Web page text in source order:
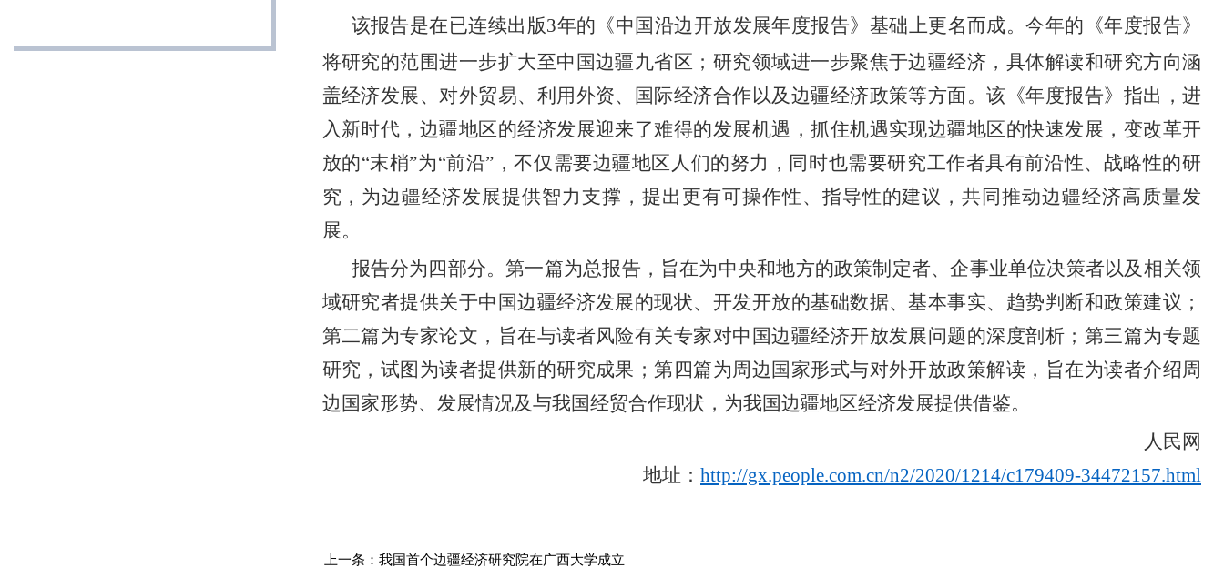
该报告是在已连续出版3年的《中国沿边开放发展年度报告》基础上更名而成。今年的《年度报告》
将研究的范围进一步扩大至中国边疆九省区；研究领域进一步聚焦于边疆经济，具体解读和研究方向涵
盖经济发展、对外贸易、利用外资、国际经济合作以及边疆经济政策等方面。该《年度报告》指出，进
入新时代，边疆地区的经济发展迎来了难得的发展机遇，抓住机遇实现边疆地区的快速发展，变改革开
放的“末梢”为“前沿”，不仅需要边疆地区人们的努力，同时也需要研究工作者具有前沿性、战略性的研
究，为边疆经济发展提供智力支撑，提出更有可操作性、指导性的建议，共同推动边疆经济高质量发
展。
报告分为四部分。第一篇为总报告，旨在为中央和地方的政策制定者、企事业单位决策者以及相关领
域研究者提供关于中国边疆经济发展的现状、开发开放的基础数据、基本事实、趋势判断和政策建议；
第二篇为专家论文，旨在与读者风险有关专家对中国边疆经济开放发展问题的深度剖析；第三篇为专题
研究，试图为读者提供新的研究成果；第四篇为周边国家形式与对外开放政策解读，旨在为读者介绍周
边国家形势、发展情况及与我国经贸合作现状，为我国边疆地区经济发展提供借鉴。
人民网
地址： http://gx.people.com.cn/n2/2020/1214/c179409-34472157.html
上一条： 我国首个边疆经济研究院在广西大学成立